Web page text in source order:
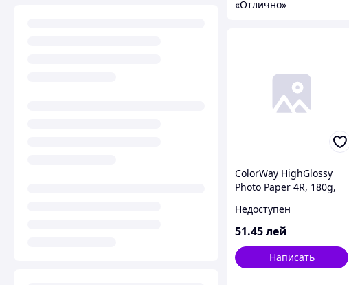
«Отлично»
ColorWay HighGlossy
Photo Paper 4R, 180g,
Недоступен
51.45лей
Написать